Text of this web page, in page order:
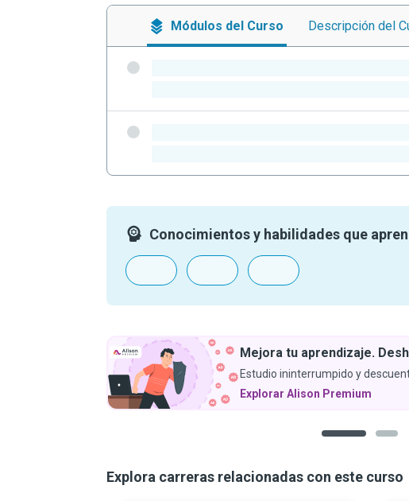
Módulos del Curso Descripción del
Conocimientos y habilidades que
Mejora tu aprendizaje.
Estudio ininterrumpido y
Explorar Alison Premium
Explora carreras relacionadas con este curso